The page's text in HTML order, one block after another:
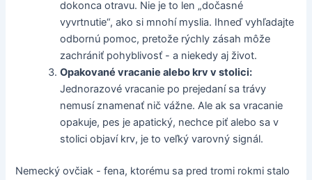
dokonca otravu. Nie je to len „dočasné
vyvrtnutie“, ako si mnohí myslia. Ihneď vyhľadajte
odbornú pomoc, pretože rýchly zásah môže
zachrániť pohyblivosť - a niekedy aj život.
Opakované vracanie alebo krv v stolici:
Jednorazové vracanie po prejedaní sa trávy
nemusí znamenať nič vážne. Ale ak sa vracanie
opakuje, pes je apatický, nechce piť alebo sa v
stolici objaví krv, je to veľký varovný signál.
Nemecký ovčiak - fena, ktorému sa pred tromi rokmi stalo